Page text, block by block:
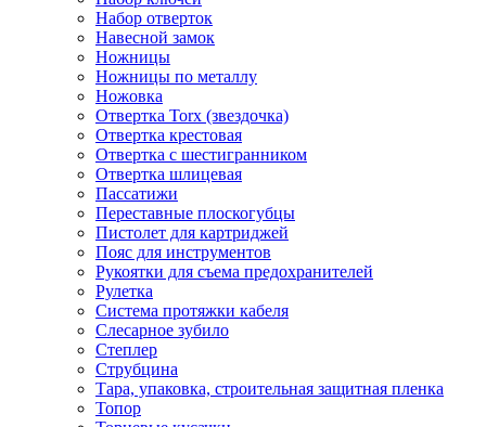
Набор отверток
Навесной замок
Ножницы
Ножницы по металлу
Ножовка
Отвертка Torx (звездочка)
Отвертка крестовая
Отвертка с шестигранником
Отвертка шлицевая
Пассатижи
Переставные плоскогубцы
Пистолет для картриджей
Пояс для инструментов
Рукоятки для съема предохранителей
Рулетка
Система протяжки кабеля
Слесарное зубило
Степлер
Струбцина
Тара, упаковка, строительная защитная пленка
Топор